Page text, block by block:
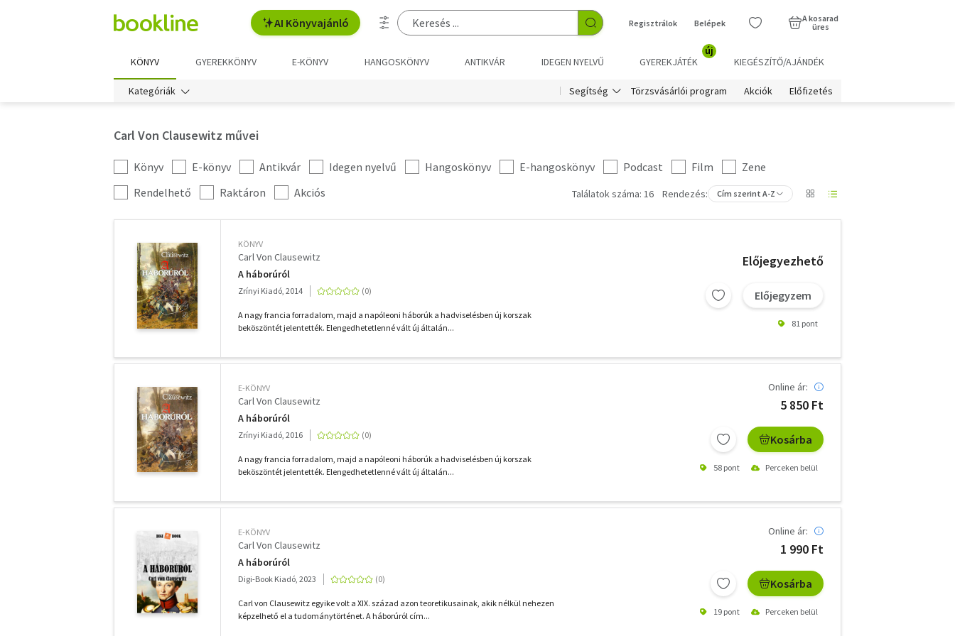
AI Könyvajánló Regisztrálok Belépek
A kosarad
üres
KÖNYV GYEREKKÖNYV E-KÖNYV HANGOSKÖNYV ANTIKVÁR IDEGEN NYELVŰ GYEREKJÁTÉK
új
KIEGÉSZÍTŐ/AJÁNDÉK
Kategóriák Segítség Törzsvásárlói program Akciók Előfizetés
Carl Von Clausewitz művei
Kategória
szűrés
Könyv E-könyv Antikvár Idegen nyelvű Hangoskönyv E-hangoskönyv Podcast Film
Zene
További
szűrők
Rendelhető Raktáron Akciós Találatok száma: 16 Rendezés: Cím szerint A-Z
KÖNYV
Carl Von Clausewitz
A háborúról
Zrínyi Kiadó, 2014
A nagy francia forradalom, majd a napóleoni háborúk a hadviselésben új korszak
beköszöntét jelentették. Elengedhetetlenné vált új általán...
Előjegyezhető
Előjegyzem
81 pont
E-KÖNYV
Carl Von Clausewitz
A háborúról
Zrínyi Kiadó, 2016
A nagy francia forradalom, majd a napóleoni háborúk a hadviselésben új korszak
beköszöntét jelentették. Elengedhetetlenné vált új általán...
Online ár:
5 850 Ft
Kosárba
58 pont Perceken belül
E-KÖNYV
Carl Von Clausewitz
A háborúról
Digi-Book Kiadó, 2023
Carl von Clausewitz egyike volt a XIX. század azon teoretikusainak, akik nélkül nehezen
képzelhető el a tudománytörténet. A háborúról cím...
Online ár:
1 990 Ft
Kosárba
19 pont Perceken belül